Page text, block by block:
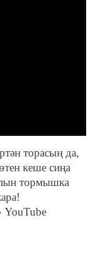
торасың да,
кеше сиңа
тормышка
YouTube